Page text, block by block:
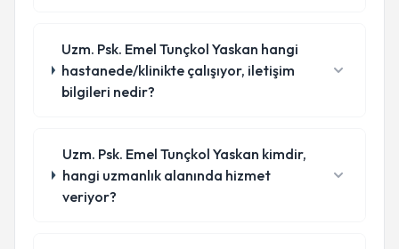
Uzm. Psk. Emel Tunçkol Yaskan hangi
hastanede/klinikte çalışıyor, iletişim
bilgileri nedir?
Uzm. Psk. Emel Tunçkol Yaskan kimdir,
hangi uzmanlık alanında hizmet
veriyor?